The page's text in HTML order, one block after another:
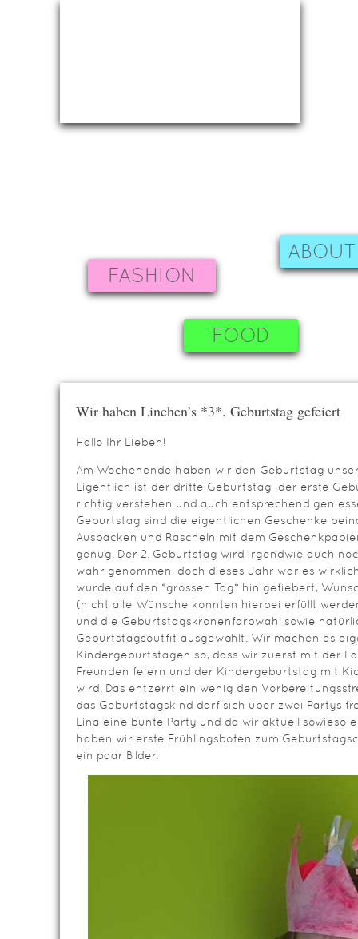
FASHION
FOOD
Wir haben Linchen’s *3*. Geburtstag gefeiert
Hallo Ihr Lieben!
Am Wochenende haben wir den Geburtstag
Eigentlich ist der dritte Geburtstag der erste
richtig verstehen und auch entsprechend
Geburtstag sind die eigentlichen Geschenke
Auspacken und Rascheln mit dem
genug. Der 2. Geburtstag wird irgendwie auch
wahr genommen, doch dieses Jahr war es
wurde auf den *grossen Tag* hin gefiebert,
(nicht alle Wünsche konnten hierbei erfüllt
und die Geburtstagskronenfarbwahl sowie
Geburtstagsoutfit ausgewählt. Wir machen es
Kindergeburtstagen so, dass wir zuerst mit der
Freunden feiern und der Kindergeburtstag mit
wird. Das entzerrt ein wenig den
das Geburtstagskind darf sich über zwei Partys
Lina eine bunte Party und da wir aktuell sowieso
haben wir erste Frühlingsboten zum
ein paar Bilder.